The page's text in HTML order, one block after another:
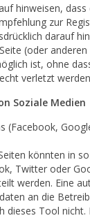
hinweisen, dass
zur
darauf
(oder anderen
ist, ohne
verletzt
Soziale Medien
(Facebook,
könnten in
Twitter oder
werden. Eine
an die
dieses Tool nicht.